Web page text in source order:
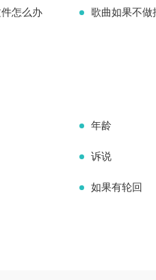
怎么办 歌曲如果不
年龄
诉说
如果有轮回